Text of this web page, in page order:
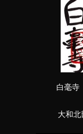
白毫寺
大和